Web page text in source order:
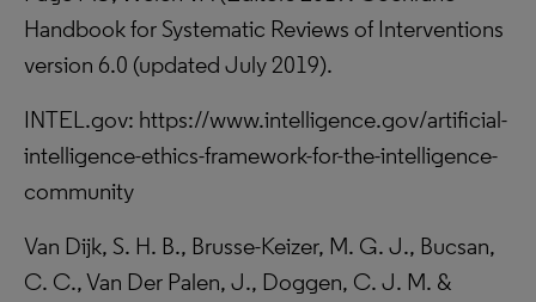
Handbook for Systematic Reviews of Interventions
version 6.0 (updated July 2019).
INTEL.gov: https://www.intelligence.gov/artificial-
intelligence-ethics-framework-for-the-intelligence-
community
Van Dijk, S. H. B., Brusse-Keizer, M. G. J., Bucsan,
C. C., Van Der Palen, J., Doggen, C. J. M. &